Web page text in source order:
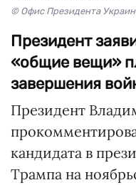
© Офис Президента
Президент
«общие вещи»
завершения
Президент
кандидата в
Трампа на